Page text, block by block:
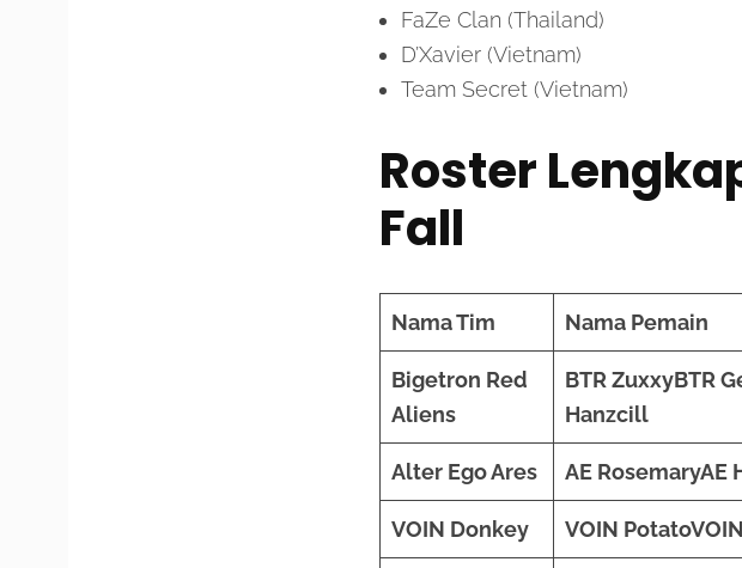
FaZe Clan (Thailand)
D’Xavier (Vietnam)
Team Secret (Vietnam)
Roster
Fall
Nama Tim Nama Pemain
Bigetron Red
Aliens
BTR ZuxxyBTR
Hanzcill
Alter Ego Ares AE RosemaryAE
VOIN Donkey VOIN Potato